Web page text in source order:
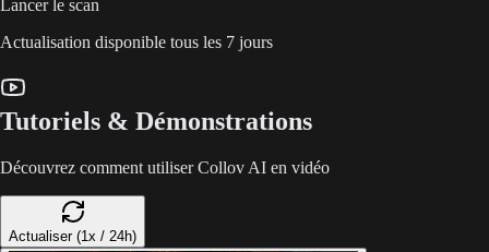
Lancer le scan
Actualisation disponible tous les 7 jours
Tutoriels & Démonstrations
Découvrez comment utiliser Collov AI en vidéo
Actualiser (1x / 24h)